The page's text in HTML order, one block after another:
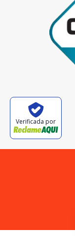
Verificada por